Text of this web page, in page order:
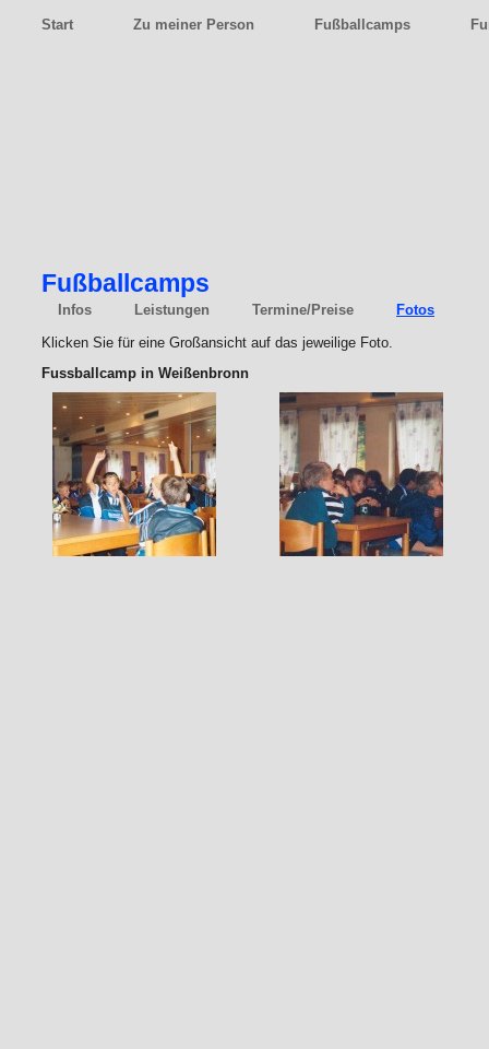
Start Zu meiner Person Fußballcamps
Fußballcamps
Infos Leistungen Termine/Preise
Fotos
Klicken Sie für eine Großansicht auf das jeweilige Foto.
Fussballcamp in Weißenbronn